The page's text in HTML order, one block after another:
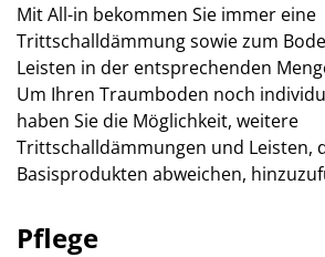
Mit All-in bekommen Sie immer eine
Trittschalldämmung sowie zum
Leisten in der entsprechenden
Um Ihren Traumboden noch
haben Sie die Möglichkeit, weitere
Trittschalldämmungen und Leisten,
Basisprodukten abweichen,
Pflege